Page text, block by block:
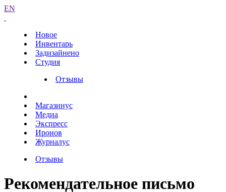
EN
Новое
Инвентарь
Задизайнено
Студия
Отзывы
Магазинус
Медиа
Экспресс
Иронов
Журналус
Отзывы
Рекомендательное письмо